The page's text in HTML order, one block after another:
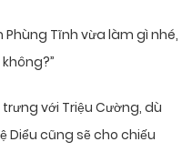
Tĩnh vừa làm gì nhé,
với Triệu Cường, dù
Diểu cũng sẽ cho chiếu